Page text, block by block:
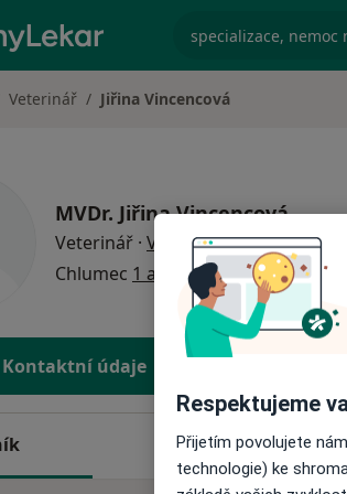
specializace,
Veterinář Jiřina Vincencová
MVDr. Jiřina Vincencová
Veterinář · Více
o specializacích
Chlumec 1 adresa
Kontaktní údaje
Adresy
Respektujeme
Přijetím povolujete
technologie) ke